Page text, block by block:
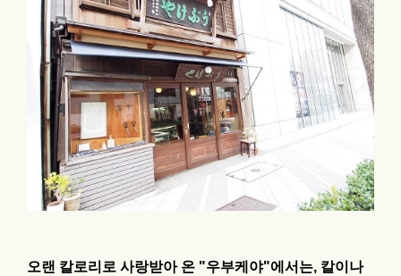
오랜 칼로리로 사랑받아 온 "우부케야"에서는, 칼이나